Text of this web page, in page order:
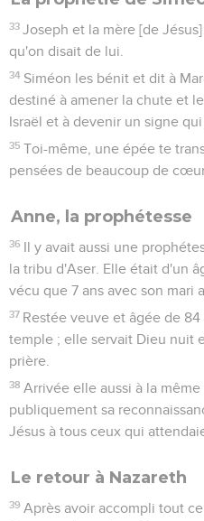
33 Joseph et la mère [de
qu'on disait de lui.
34 Siméon les bénit et dit à
destiné à amener la chute et
Israël et à devenir un signe
35 Toi-même, une épée te
pensées de beaucoup de
Anne, la prophétesse
36 Il y avait aussi une
la tribu d'Aser. Elle était d'un
vécu que 7 ans avec son mari
37 Restée veuve et âgée de
temple ; elle servait Dieu nuit
prière.
38 Arrivée elle aussi à la
publiquement sa
Jésus à tous ceux qui
Le retour à Nazareth
39 Après avoir accompli tout